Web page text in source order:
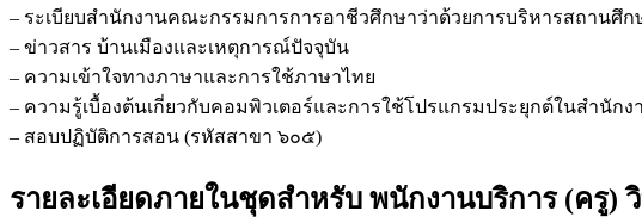
– ระเบียบสำนักงานคณะกรรมการการอาชีวศึกษาว่าด้วยการบริหารสถานศึ
– ข่าวสาร บ้านเมืองและเหตุการณ์ปัจจุบัน
– ความเข้าใจทางภาษาและการใช้ภาษาไทย
– ความรู้เบื้องต้นเกี่ยวกับคอมพิวเตอร์และการใช้โปรแกรมประยุกต์ในสำนักง
– สอบปฏิบัติการสอน (รหัสสาขา ๖๐๕)
รายละเอียดภายในชุดสำหรับ พนักงานบริการ (ครู)